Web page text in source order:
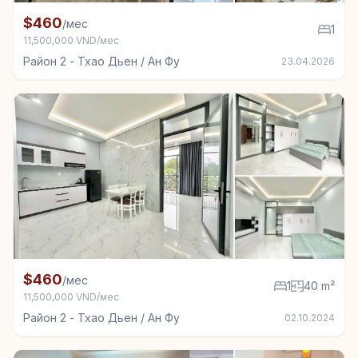
Квартира в аренду в Район 2 - Тхао Дьен / Ан Фу,
$460/мес
11,500,000 VND/мес
1
Район 2 - Тхао Дьен / Ан Фу 23.04.2026
Квартира в аренду в Район 2 - Тхао Дьен / Ан Фу,
$460/мес
11,500,000 VND/мес
1 40 m²
Район 2 - Тхао Дьен / Ан Фу 02.10.2024